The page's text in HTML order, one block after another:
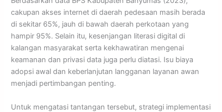
cakupan akses internet di daerah pedesaan masih berada
di sekitar 65%, jauh di bawah daerah perkotaan yang
hampir 95%. Selain itu, kesenjangan literasi digital di
kalangan masyarakat serta kekhawatiran mengenai
keamanan dan privasi data juga perlu diatasi. Isu biaya
adopsi awal dan keberlanjutan langganan layanan awan
menjadi pertimbangan penting.
Untuk mengatasi tantangan tersebut, strategi implementasi